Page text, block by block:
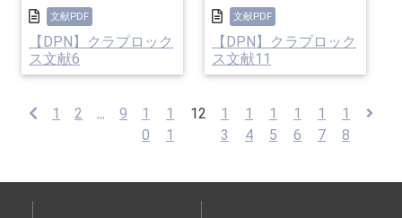
文献PDF
【DPN】クラプロック
ス文献6
文献PDF
【DPN】クラプロック
ス文献11
1 2 ... 9
1
0
1
1
12
1
3
1
4
1
5
1
6
1
7
1
8